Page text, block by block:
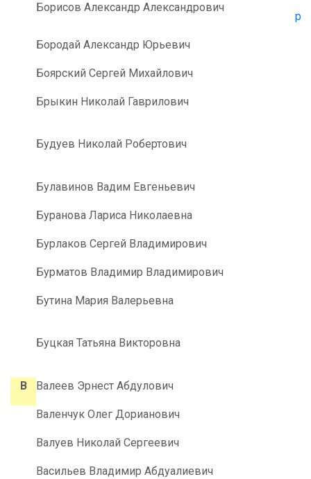
Борисов Александр Александрович
Бородай Александр Юрьевич
Боярский Сергей Михайлович
Брыкин Николай Гаврилович
Будуев Николай Робертович
Булавинов Вадим Евгеньевич
Буранова Лариса Николаевна
Бурлаков Сергей Владимирович
Бурматов Владимир Владимирович
Бутина Мария Валерьевна
Буцкая Татьяна Викторовна
В Валеев Эрнест Абдулович
Валенчук Олег Дорианович
Валуев Николай Сергеевич
Васильев Владимир Абдуалиевич